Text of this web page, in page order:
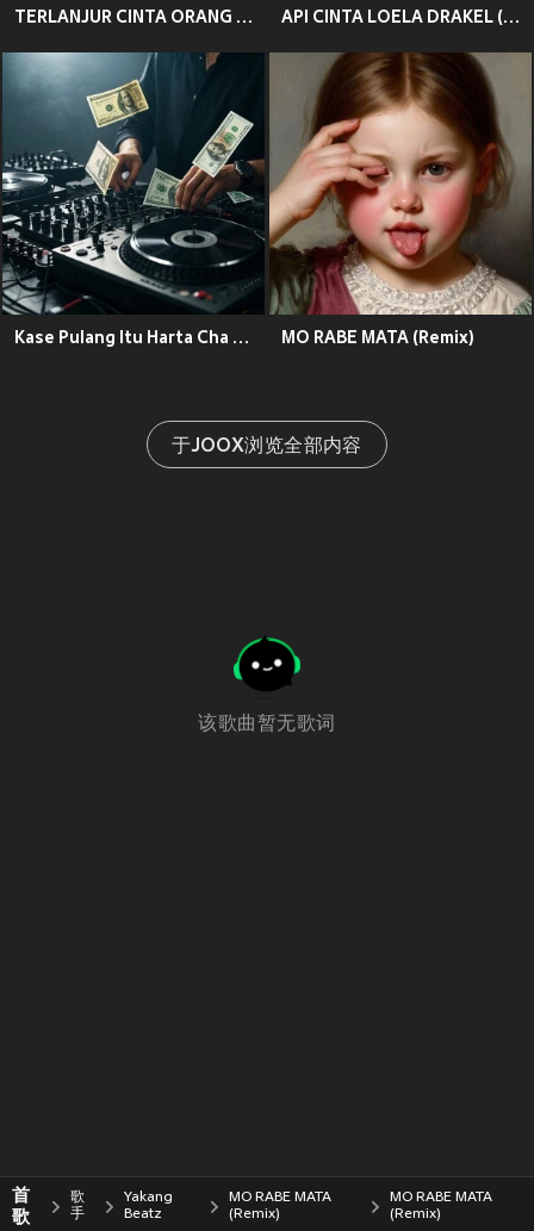
TERLANJUR CINTA ORANG PE BINI (Remix) API CINTA LOELA DRAKEL (Remix)
Kase Pulang Itu Harta Cha Cha (Remix) MO RABE MATA (Remix)
于JOOX浏览全部内容
该歌曲暂无歌词
首
歌
歌
手
Yakang
Beatz
MO RABE MATA
(Remix)
MO RABE MATA
(Remix)